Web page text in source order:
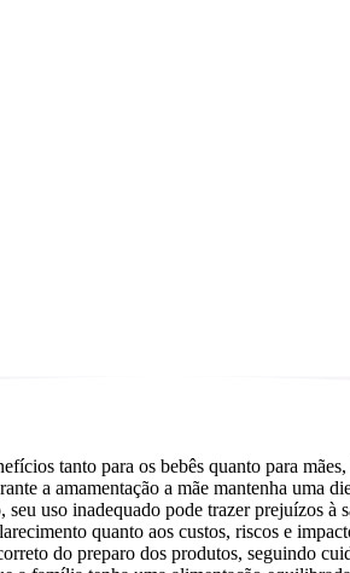
tanto para os bebês quanto para
a amamentação a mãe mantenha uma
uso inadequado pode trazer prejuízos
quanto aos custos, riscos e
do preparo dos produtos, seguindo